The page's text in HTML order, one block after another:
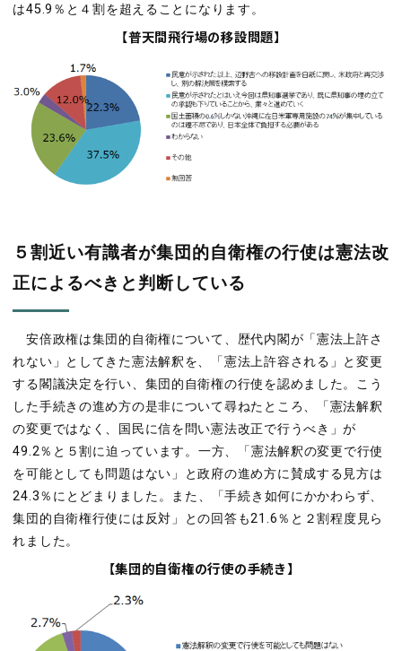
は45.9％と４割を超えることになります。
【普天間飛行場の移設問題】
５割近い有識者が集団的自衛権の行使は憲法改
正によるべきと判断している
安倍政権は集団的自衛権について、歴代内閣が「憲法上許さ
れない」としてきた憲法解釈を、「憲法上許容される」と変更
する閣議決定を行い、集団的自衛権の行使を認めました。こう
した手続きの進め方の是非について尋ねたところ、「憲法解釈
の変更ではなく、国民に信を問い憲法改正で行うべき」が
49.2％と５割に迫っています。一方、「憲法解釈の変更で行使
を可能としても問題はない」と政府の進め方に賛成する見方は
24.3％にとどまりました。また、「手続き如何にかかわらず、
集団的自衛権行使には反対」との回答も21.6％と２割程度見ら
れました。
【集団的自衛権の行使の手続き】